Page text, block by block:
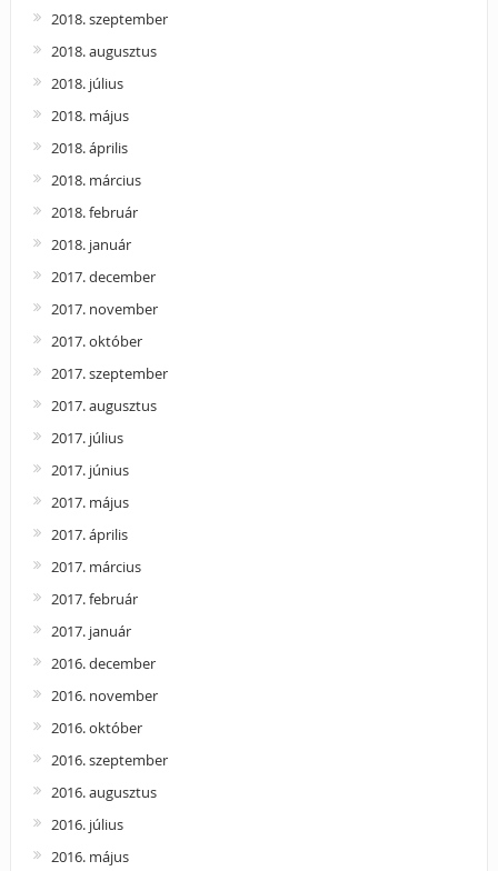
2018. szeptember
2018. augusztus
2018. július
2018. május
2018. április
2018. március
2018. február
2018. január
2017. december
2017. november
2017. október
2017. szeptember
2017. augusztus
2017. július
2017. június
2017. május
2017. április
2017. március
2017. február
2017. január
2016. december
2016. november
2016. október
2016. szeptember
2016. augusztus
2016. július
2016. május